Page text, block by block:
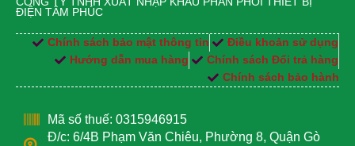
ĐIỆN TÂM PHÚC
Chính sách bảo mật thông tin
Điều khoản sử dụng
Hướng dẫn mua hàng
Chính sách Đổi trả hàng
Chính sách bảo hành
Mã số thuế: 0315946915
Đ/c: 6/4B Phạm Văn Chiêu, Phường 8, Quận Gò